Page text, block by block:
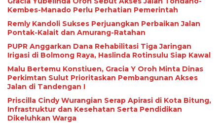
Kembes-Manado Perlu Perhatian Pemerintah
Remly Kandoli Sukses Perjuangkan Perbaikan Jalan
Pontak-Kalait dan Amurang-Ratahan
PUPR Anggarkan Dana Rehabilitasi Tiga Jaringan
Irigasi di Bolmong Raya, Haslinda Rotinsulu Siap Kawal
Malu Bertemu Konstiuen, Gracia Y Oroh Minta Dinas
Perkimtan Sulut Prioritaskan Pembangunan Akses
Jalan di Tandengan I
Priscilla Cindy Wurangian Serap Apirasi di Kota Bitung,
Infrastruktur dan Kesehatan Serta Pendidikan
Dikeluhkan Warga